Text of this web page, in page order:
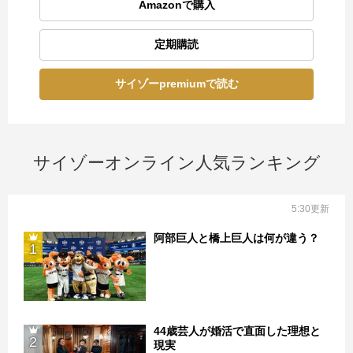
Amazonで購入
定期購読
サイゾーpremiumで読む
サイゾーオンライン人気ランキング
5:30更新
1
阿部巨人と橋上巨人は何が違う？
2
44歳芸人が婚活で直面した理想と
現実